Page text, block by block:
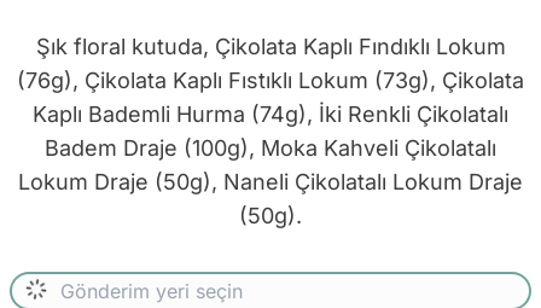
Şık floral kutuda, Çikolata Kaplı Fındıklı Lokum
(76g), Çikolata Kaplı Fıstıklı Lokum (73g), Çikolata
Kaplı Bademli Hurma (74g), İki Renkli Çikolatalı
Badem Draje (100g), Moka Kahveli Çikolatalı
Lokum Draje (50g), Naneli Çikolatalı Lokum Draje
(50g).